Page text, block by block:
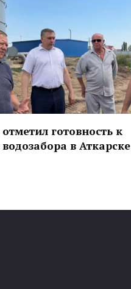
готовность к
водозабора в Аткарске